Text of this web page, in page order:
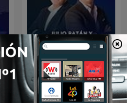
Julio Patán y Juan Ignacio
Zavala en El Heraldo Radio